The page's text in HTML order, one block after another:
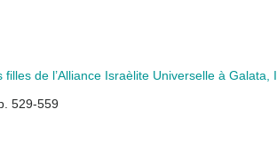
filles de l’Alliance Israèlite Universelle à Galata,
529-559